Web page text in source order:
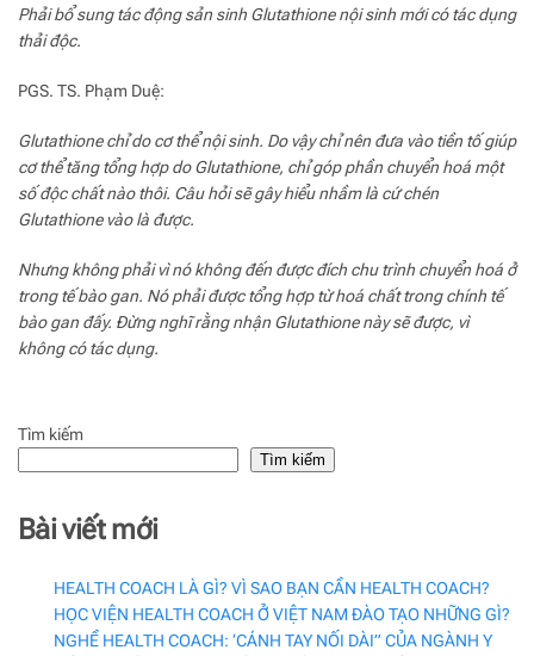
Phải bổ sung tác động sản sinh Glutathione nội sinh mới có tác dụng
thải độc.
PGS. TS. Phạm Duệ:
Glutathione chỉ do cơ thể nội sinh. Do vậy chỉ nên đưa vào tiền tố giúp
cơ thể tăng tổng hợp do Glutathione, chỉ góp phần chuyển hoá một
số độc chất nào thôi. Câu hỏi sẽ gây hiểu nhầm là cứ chén
Glutathione vào là được.
Nhưng không phải vì nó không đến được đích chu trình chuyển hoá ở
trong tế bào gan. Nó phải được tổng hợp từ hoá chất trong chính tế
bào gan đấy. Đừng nghĩ rằng nhận Glutathione này sẽ được, vì
không có tác dụng.
Tìm kiếm
Tìm kiếm
Bài viết mới
HEALTH COACH LÀ GÌ? VÌ SAO BẠN CẦN HEALTH COACH?
HỌC VIỆN HEALTH COACH Ở VIỆT NAM ĐÀO TẠO NHỮNG GÌ?
NGHỀ HEALTH COACH: ‘CÁNH TAY NỐI DÀI” CỦA NGÀNH Y